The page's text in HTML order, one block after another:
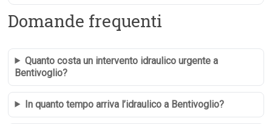
Domande frequenti
Quanto costa un intervento idraulico urgente a
Bentivoglio?
In quanto tempo arriva l’idraulico a Bentivoglio?